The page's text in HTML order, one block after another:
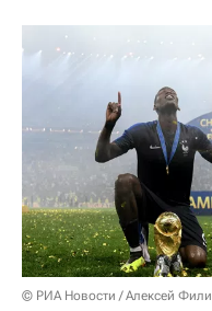
© РИА Новости / Алексей